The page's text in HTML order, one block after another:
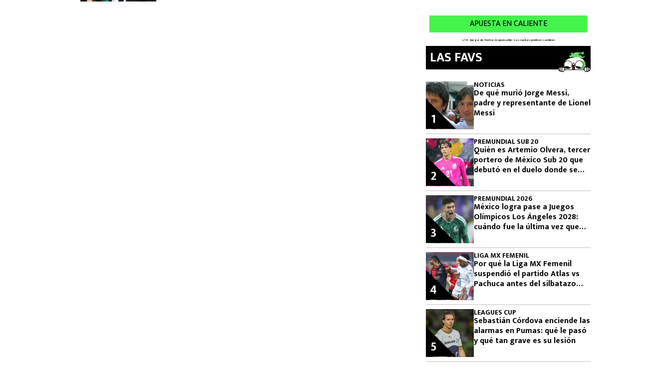
LAS FAVS
NOTICIAS
De qué murió Jorge Messi,
padre y representante de Lionel
Messi
1
PREMUNDIAL SUB 20
Quién es Artemio Olvera, tercer
portero de México Sub 20 que
debutó en el duelo donde se
2
PREMUNDIAL 2026
México logra pase a Juegos
Olímpicos Los Ángeles 2028:
cuándo fue la última vez que
3
LIGA MX FEMENIL
Por qué la Liga MX Femenil
suspendió el partido Atlas vs
Pachuca antes del silbatazo
4
LEAGUES CUP
Sebastián Córdova enciende las
alarmas en Pumas: qué le pasó
y qué tan grave es su lesión
5